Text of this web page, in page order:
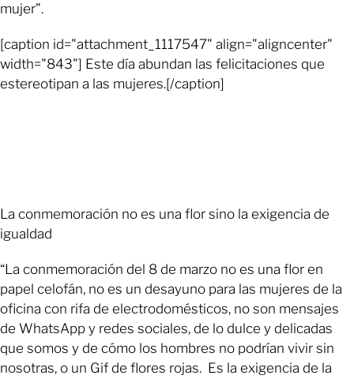
mujer”.
[caption id="attachment_1117547" align="aligncenter"
width="843"] Este día abundan las felicitaciones que
estereotipan a las mujeres.[/caption]
La conmemoración no es una flor sino la exigencia de
igualdad
“La conmemoración del 8 de marzo no es una flor en
papel celofán, no es un desayuno para las mujeres de la
oficina con rifa de electrodomésticos, no son mensajes
de WhatsApp y redes sociales, de lo dulce y delicadas
que somos y de cómo los hombres no podrían vivir sin
nosotras, o un Gif de flores rojas. Es la exigencia de la